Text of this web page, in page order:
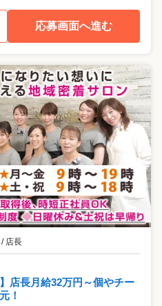
応募画面へ進む
店長
店長月給32万円～個やチー
！